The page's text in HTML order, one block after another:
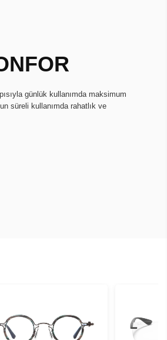
günlük kullanımda maksimum
süreli kullanımda rahatlık ve